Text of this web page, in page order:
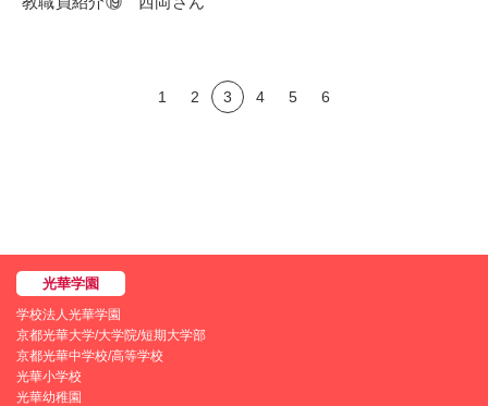
1 2 3 4 5 6
学校法人光華学園
京都光華大学/大学院/短期大学部
京都光華中学校/高等学校
光華小学校
光華幼稚園